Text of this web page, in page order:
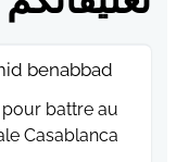
benabbad
battre au
Casablanca.